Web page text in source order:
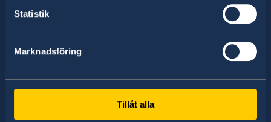
Statistik
Marknadsföring
Tillåt alla
av dessa stater har Sverige ambassader och
konsulat. Sveriges utrikesrepresentation består
Hitta ambassader, generalkonsulat och